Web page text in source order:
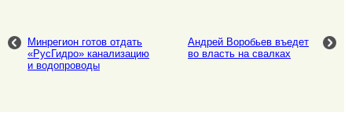
Минрегион готов отдать
«РусГидро» канализацию
и водопроводы
Андрей Воробьев въедет
во власть на свалках